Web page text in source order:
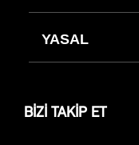
YASAL
BİZİ TAKİP ET